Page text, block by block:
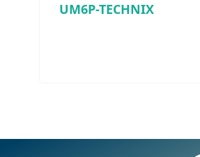
UM6P-TECHNIX